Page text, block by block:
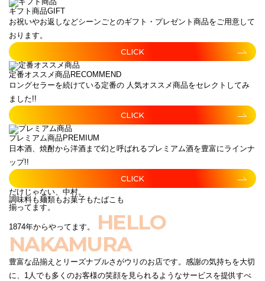
ギフト商品GIFT
お祝いやお返しなどシーンごとのギフト・プレゼント商品をご用意して
おります。
CLICK
定番オススメ商品 RECOMMEND
ロングセラーを続けている定番の 人気オススメ商品をセレクトしてみ
ました!!
CLICK
プレミアム商品 PREMIUM
日本酒、焼酎から洋酒まで幻と呼ばれるプレミアム酒を豊富にラインナ
ップ!!
CLICK
だけじゃない、中村。
調味料も麺類もお菓子もたばこも
揃ってます。
1874年からやってます。
HELLO
NAKAMURA
豊富な品揃えとリーズナブルさがウリのお店です。感謝の気持ちを大切
に、1人でも多くのお客様の笑顔を見られるようなサービスを提供すべ